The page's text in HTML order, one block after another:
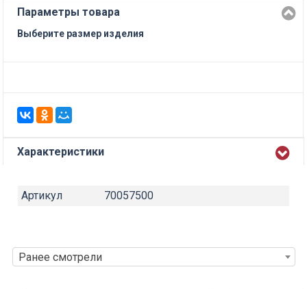
Параметры товара
Выберите размер изделия
Характеристики
Артикул 70057500
Ранее смотрели